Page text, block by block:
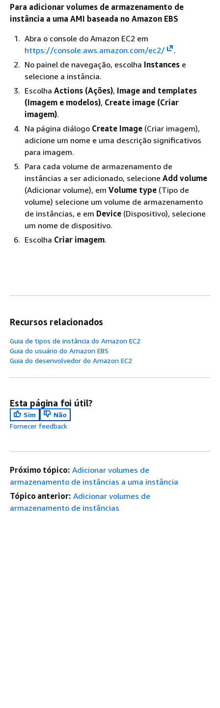
Para adicionar volumes de armazenamento de
instância a uma AMI baseada no Amazon EBS
Abra o console do Amazon EC2 em
https://console.aws.amazon.com/ec2/
.
No painel de navegação, escolha Instances e
selecione a instância.
Escolha Actions (Ações), Image and templates
(Imagem e modelos), Create image (Criar
imagem).
Na página diálogo Create Image (Criar imagem),
adicione um nome e uma descrição significativos
para imagem.
Para cada volume de armazenamento de
instâncias a ser adicionado, selecione Add volume
(Adicionar volume), em Volume type (Tipo de
volume) selecione um volume de armazenamento
de instâncias, e em Device (Dispositivo), selecione
um nome de dispositivo.
Escolha Criar imagem.
Recursos relacionados
Guia de tipos de instância do Amazon EC2
Guia do usuário do Amazon EBS
Guia do desenvolvedor do Amazon EC2
Esta página foi útil?
Sim
Não
Fornecer feedback
Próximo tópico: Adicionar volumes de
armazenamento de instâncias a uma instância
Tópico anterior: Adicionar volumes de
armazenamento de instâncias